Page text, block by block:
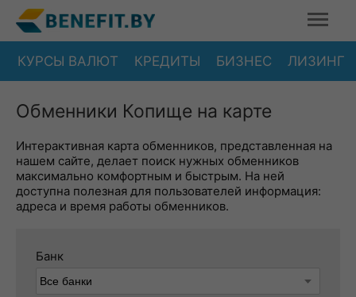
КУРСЫ ВАЛЮТ КРЕДИТЫ БИЗНЕС ЛИЗИНГ
Обменники Копище на карте
Интерактивная карта обменников, представленная на
нашем сайте, делает поиск нужных обменников
максимально комфортным и быстрым. На ней
доступна полезная для пользователей информация:
адреса и время работы обменников.
Банк